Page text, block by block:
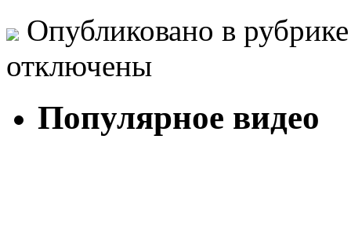
Опубликовано в
отключены
Популярное видео